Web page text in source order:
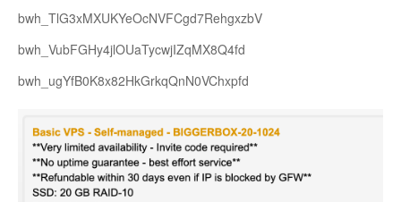
bwh_TlG3xMXUKYeOcNVFCgd7RehgxzbV
bwh_VubFGHy4jlOUaTycwjIZqMX8Q4fd
bwh_ugYfB0K8x82HkGrkqQnN0VChxpfd